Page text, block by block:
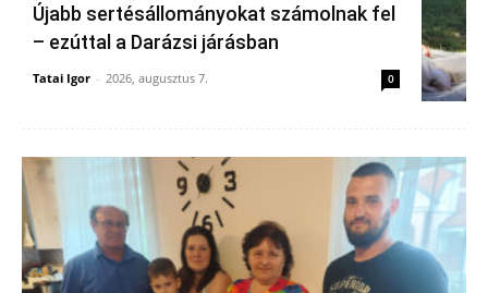
Újabb sertésállományokat számolnak fel
– ezúttal a Darázsi járásban
Tatai Igor - 2026, augusztus 7. 0